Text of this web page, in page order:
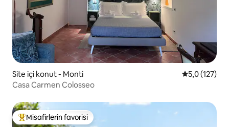
Site içi konut - Monti 5 üzerinden
5,0 (127)
Casa Carmen Colosseo
Misafirlerin favorilerinden en beğenilenler arasında
Misafirlerin favorisi